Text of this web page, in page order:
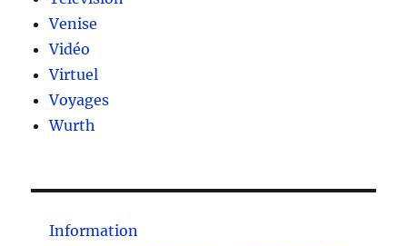
Venise
Vidéo
Virtuel
Voyages
Wurth
Information